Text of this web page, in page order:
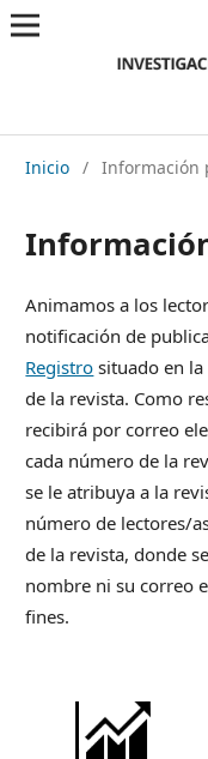
Inicio / Información
Animamos a los
notificación de
Registro situado en
de la revista. Como
recibirá por correo
cada número de la
se le atribuya a la
número de lectores/
de la revista, donde
nombre ni su correo
fines.